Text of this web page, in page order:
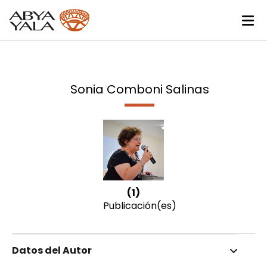
Sonia Comboni Salinas
(1)
Publicación(es)
Datos del Autor